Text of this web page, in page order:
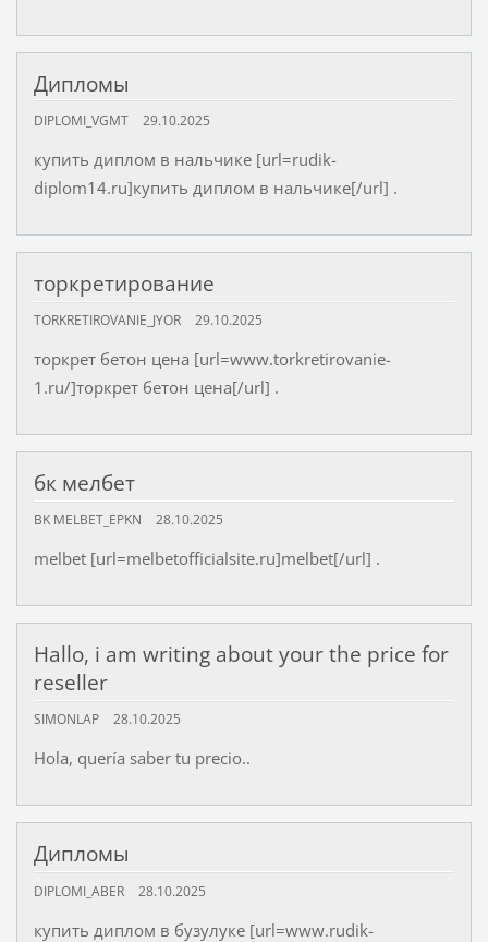
Дипломы
DIPLOMI_VGMT 29.10.2025
купить диплом в нальчике [url=rudik-
diplom14.ru]купить диплом в нальчике[/url] .
торкретирование
TORKRETIROVANIE_JYOR 29.10.2025
торкрет бетон цена [url=www.torkretirovanie-
1.ru/]торкрет бетон цена[/url] .
бк мелбет
BK MELBET_EPKN 28.10.2025
melbet [url=melbetofficialsite.ru]melbet[/url] .
Hallo, i am writing about your the price for
reseller
SIMONLAP 28.10.2025
Hola, quería saber tu precio..
Дипломы
DIPLOMI_ABER 28.10.2025
купить диплом в бузулуке [url=www.rudik-